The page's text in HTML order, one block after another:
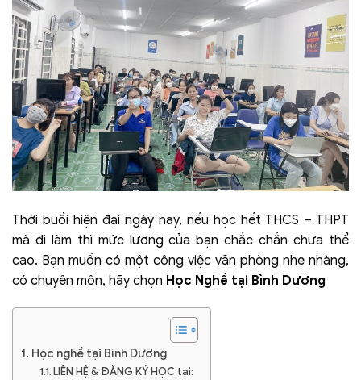
Thời buổi hiện đại ngày nay, nếu học hết THCS – THPT
mà đi làm thì mức lương của bạn chắc chắn chưa thể
cao. Bạn muốn có một công việc văn phòng nhẹ nhàng,
có chuyên môn, hãy chọn Học Nghề tại Bình Dương
Học nghề tại Bình Dương
LIÊN HỆ & ĐĂNG KÝ HỌC tại: